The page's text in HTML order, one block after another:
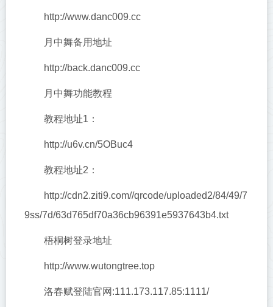
http://www.danc009.cc
月中舞备用地址
http://back.danc009.cc
月中舞功能教程
教程地址1：
http://u6v.cn/5OBuc4
教程地址2：
http://cdn2.ziti9.com//qrcode/uploaded2/84/49/7
9ss/7d/63d765df70a36cb96391e5937643b4.txt
梧桐树登录地址
http://www.wutongtree.top
洛春赋登陆官网:111.173.117.85:1111/